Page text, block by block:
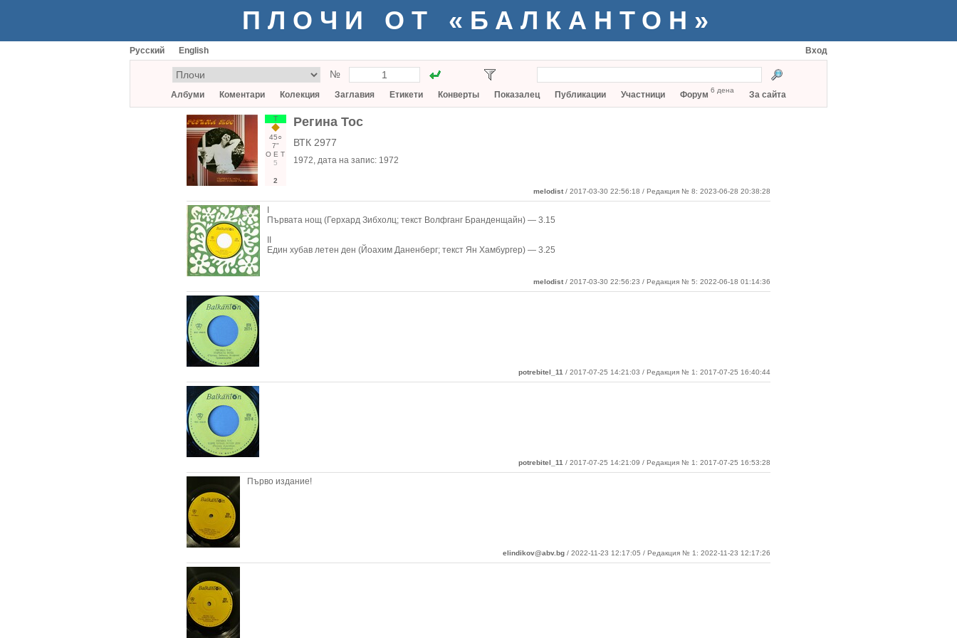
ПЛОЧИ ОТ «БАЛКАНТОН»
Русский English Вход
№
Албуми Коментари Колекция Заглавия Етикети Конверты Показалец Публикации Участници Форум 6 дена За сайта
Т
45○
7"
О Е Т
5
2
Регина Тос
ВТК 2977
1972, дата на запис: 1972
melodist / 2017-03-30 22:56:18 / Редакция № 8: 2023-06-28 20:38:28
Първата нощ (Герхард Зибхолц; текст Волфганг Бранденщайн) — 3.15
Един хубав летен ден (Йоахим Даненберг; текст Ян Хамбургер) — 3.25
melodist / 2017-03-30 22:56:23 / Редакция № 5: 2022-06-18 01:14:36
potrebitel_11 / 2017-07-25 14:21:03 / Редакция № 1: 2017-07-25 16:40:44
potrebitel_11 / 2017-07-25 14:21:09 / Редакция № 1: 2017-07-25 16:53:28
Първо издание!
elindikov@abv.bg / 2022-11-23 12:17:05 / Редакция № 1: 2022-11-23 12:17:26